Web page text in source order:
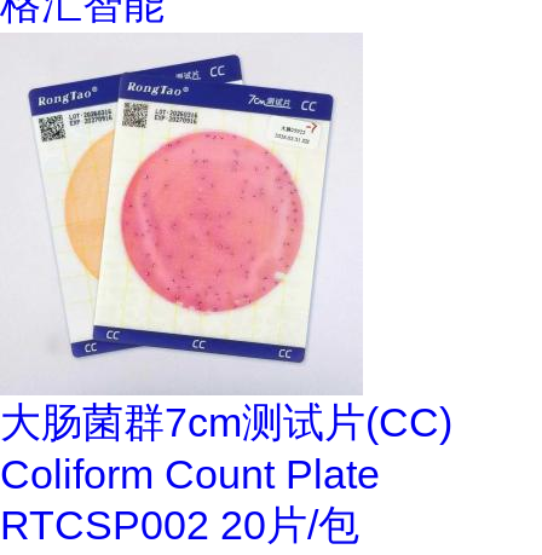
大肠菌群7cm测试片(CC)
Coliform Count Plate
RTCSP002 20片/包